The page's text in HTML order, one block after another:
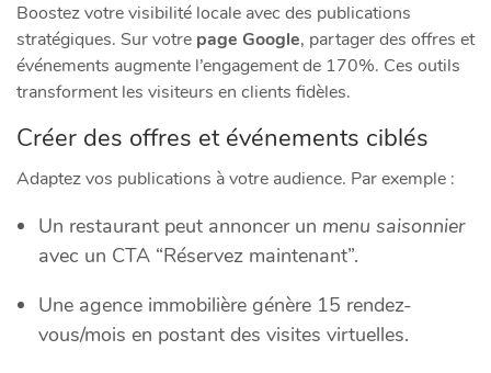
Boostez votre visibilité locale avec des publications
stratégiques. Sur votre page Google, partager des offres et
événements augmente l’engagement de 170%. Ces outils
transforment les visiteurs en clients fidèles.
Créer des offres et événements ciblés
Adaptez vos publications à votre audience. Par exemple :
Un restaurant peut annoncer un menu saisonnier
avec un CTA “Réservez maintenant”.
Une agence immobilière génère 15 rendez-
vous/mois en postant des visites virtuelles.